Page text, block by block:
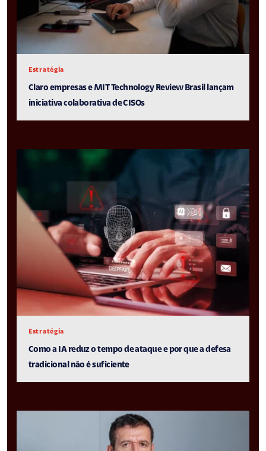
Estratégia
Claro empresas e MIT Technology Review Brasil lançam
iniciativa colaborativa de CISOs
Estratégia
Como a IA reduz o tempo de ataque e por que a defesa
tradicional não é suficiente